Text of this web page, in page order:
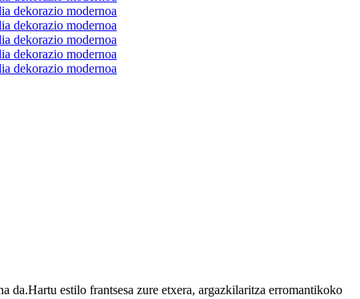
da.Hartu estilo frantsesa zure etxera, argazkilaritza erromantikoko